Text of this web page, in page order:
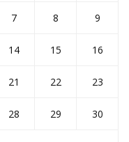
7 8 9
14 15 16
21 22 23
28 29 30